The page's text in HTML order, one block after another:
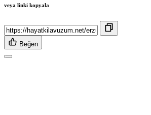
veya linki kopyala
Beğen